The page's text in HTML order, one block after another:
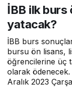
İBB ilk burs
yatacak?
İBB burs
bursu ön lisans,
öğrencilerine üç
olarak
Aralık 2023